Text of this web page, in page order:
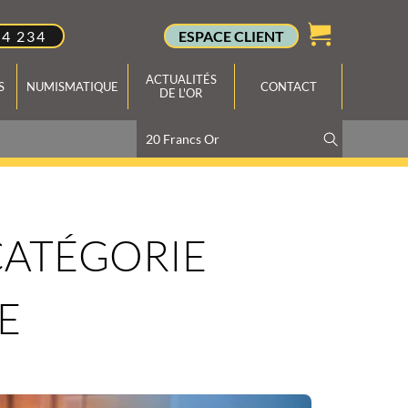
234 ESPACE CLIENT
NUMISMATIQUE
ACTUALITÉS
DE L'OR
CONTACT